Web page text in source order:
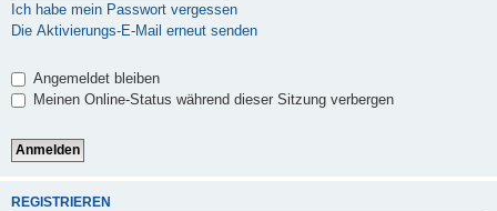
Ich habe mein Passwort vergessen
Die Aktivierungs-E-Mail erneut senden
Angemeldet bleiben
Meinen Online-Status während dieser Sitzung verbergen
REGISTRIEREN